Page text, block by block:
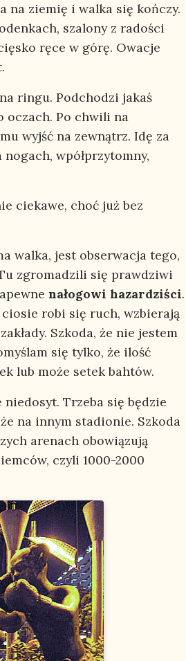
na ziemię i walka się kończy.
szalony z radości
ręce w górę. Owacje
ringu. Podchodzi jakaś
oczach. Po chwili na
wyjść na zewnątrz. Idę za
wpółprzytomny,
ciekawe, choć już bez
walka, jest obserwacja tego,
zgromadzili się prawdziwi
nałogowi hazardziści.
robi się ruch, wzbierają
Szkoda, że nie jestem
się tylko, że ilość
lub może setek bahtów.
niedosyt. Trzeba się będzie
na innym stadionie. Szkoda
arenach obowiązują
czyli 1000-2000